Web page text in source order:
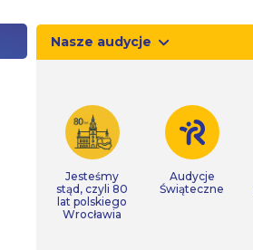
Nasze audycje
Jesteśmy
stąd, czyli 80
lat polskiego
Wrocławia
Audycje
Świąteczne